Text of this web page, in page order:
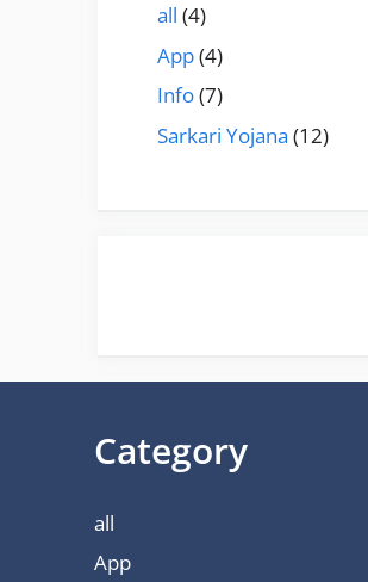
all (4)
App(4)
Info(7)
Sarkari Yojana (12)
Category
all
App